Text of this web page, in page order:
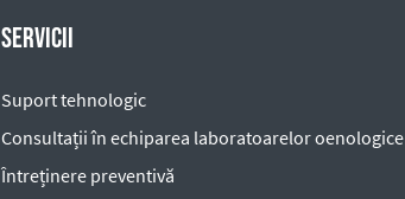
Servicii
Suport tehnologic
Consultații în echiparea laboratoarelor oenologice
Întreținere preventivă